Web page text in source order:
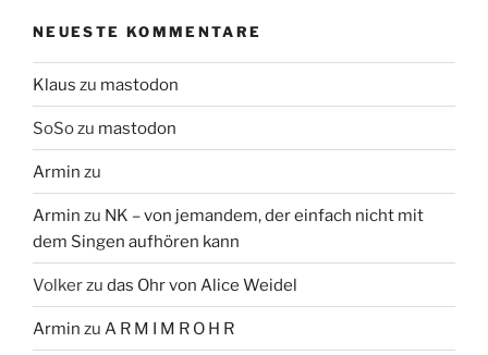
NEUESTE KOMMENTARE
Klaus zu mastodon
SoSozu mastodon
Armin zu
Armin zu NK – von jemandem, der einfach nicht mit
dem Singen aufhören kann
Volkerzu das Ohr von Alice Weidel
Armin zu A R M I M R O H R